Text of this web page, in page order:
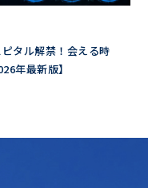
タル解禁！会える時
年最新版】